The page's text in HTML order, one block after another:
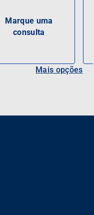
Marque uma
consulta
Mais opções